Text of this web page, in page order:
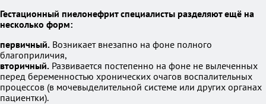
Гестационный пиелонефрит специалисты разделяют ещё на
несколько форм:
первичный. Возникает внезапно на фоне полного
благоприличия,
вторичный. Развивается постепенно на фоне не вылеченных
перед беременностью хронических очагов воспалительных
процессов (в мочевыделительной системе или других органах
пациентки).